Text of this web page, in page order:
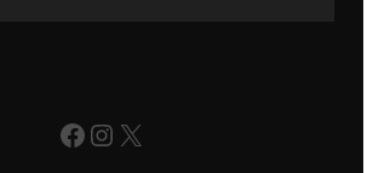
Facebook
Instagram
X